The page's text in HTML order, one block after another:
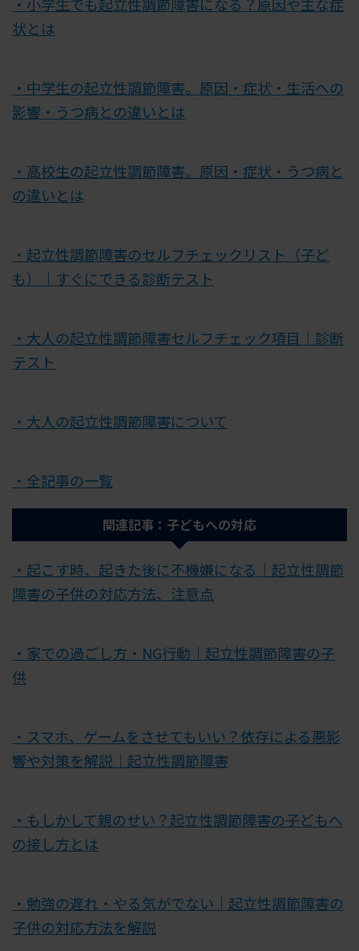
・小学生でも起立性調節障害になる？原因や主な症
状とは
・中学生の起立性調節障害。原因・症状・生活への
影響・うつ病との違いとは
・高校生の起立性調節障害。原因・症状・うつ病と
の違いとは
・起立性調節障害のセルフチェックリスト（子ど
も）｜すぐにできる診断テスト
・大人の起立性調節障害セルフチェック項目｜診断
テスト
・大人の起立性調節障害について
・全記事の一覧
関連記事：子どもへの対応
・起こす時、起きた後に不機嫌になる｜起立性調節
障害の子供の対応方法、注意点
・家での過ごし方・NG行動｜起立性調節障害の子
供
・スマホ、ゲームをさせてもいい？依存による悪影
響や対策を解説｜起立性調節障害
・もしかして親のせい？起立性調節障害の子どもへ
の接し方とは
・勉強の遅れ・やる気がでない｜起立性調節障害の
子供の対応方法を解説